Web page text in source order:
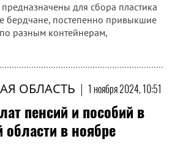
для сбора пластика
бердчане, постепенно привыкшие
разным контейнерам,
ОБЛАСТЬ | 1 ноября 2024, 10:51
пенсий и пособий в
в ноябре